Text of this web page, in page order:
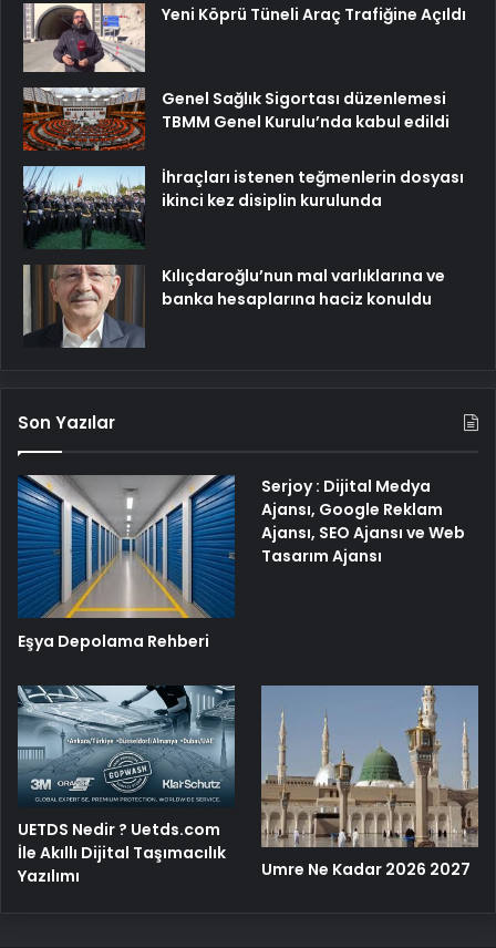
Yeni Köprü Tüneli Araç Trafiğine Açıldı
Genel Sağlık Sigortası düzenlemesi
TBMM Genel Kurulu’nda kabul edildi
İhraçları istenen teğmenlerin dosyası
ikinci kez disiplin kurulunda
Kılıçdaroğlu’nun mal varlıklarına ve
banka hesaplarına haciz konuldu
Son Yazılar
Eşya Depolama Rehberi
Serjoy : Dijital Medya
Ajansı, Google Reklam
Ajansı, SEO Ajansı ve Web
Tasarım Ajansı
UETDS Nedir ? Uetds.com
İle Akıllı Dijital Taşımacılık
Yazılımı
Umre Ne Kadar 2026 2027